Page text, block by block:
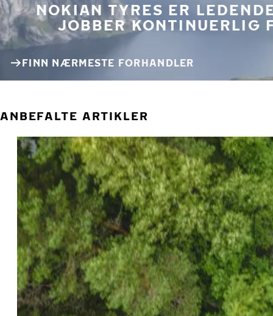
NOKIAN TYRES ER
JOBBER KONTINUERLIG
FINN NÆRMESTE FORHANDLER
ANBEFALTE ARTIKLER